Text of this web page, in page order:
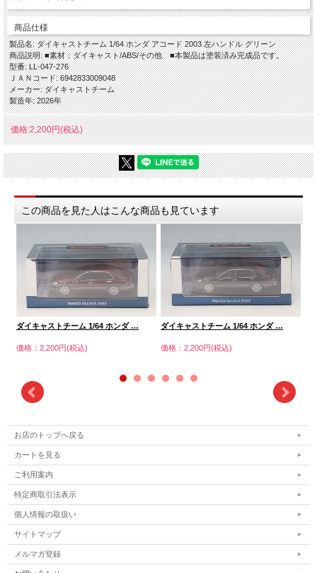
商品仕様
製品名: ダイキャストチーム 1/64 ホンダ アコード 2003 左ハンドル グリーン
商品説明: ■素材：ダイキャスト/ABS/その他 ■本製品は塗装済み完成品です。
型番: LL-047-276
ＪＡＮコード: 6942833009048
メーカー: ダイキャストチーム
製造年: 2026年
価格:2,200円(税込)
この商品を見た人はこんな商品も見ています
ダイキャストチーム 1/64 ホンダ …
価格：2,200円(税込)
ダイキャストチーム 1/64 ホンダ …
価格：2,200円(税込)
お店のトップへ戻る
カートを見る
ご利用案内
特定商取引法表示
個人情報の取扱い
サイトマップ
メルマガ登録